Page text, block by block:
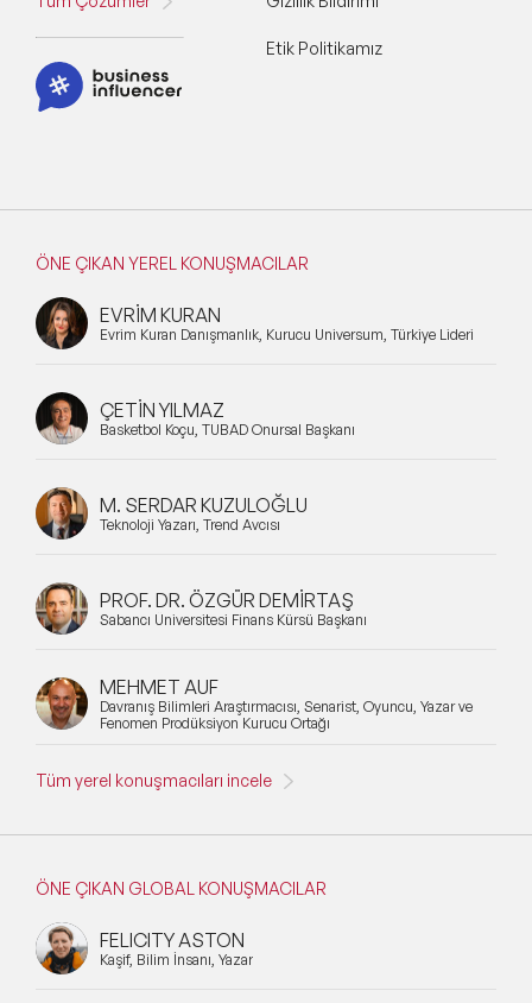
Etik Politikamız
ÖNE ÇIKAN YEREL KONUŞMACILAR
EVRİM KURAN
Evrim Kuran Danışmanlık, Kurucu Universum, Türkiye Lideri
ÇETİN YILMAZ
Basketbol Koçu, TÜBAD Onursal Başkanı
M. SERDAR KUZULOĞLU
Teknoloji Yazarı, Trend Avcısı
PROF. DR. ÖZGÜR DEMİRTAŞ
Sabancı Üniversitesi Finans Kürsü Başkanı
MEHMET AUF
Davranış Bilimleri Araştırmacısı, Senarist, Oyuncu, Yazar ve
Fenomen Prodüksiyon Kurucu Ortağı
Tüm yerel konuşmacıları incele
ÖNE ÇIKAN GLOBAL KONUŞMACILAR
FELICITY ASTON
Kaşif, Bilim İnsanı, Yazar